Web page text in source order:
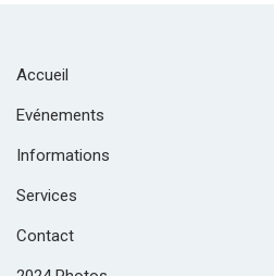
Accueil
Evénements
Informations
Services
Contact